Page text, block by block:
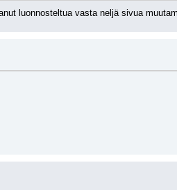
luonnosteltua vasta neljä sivua